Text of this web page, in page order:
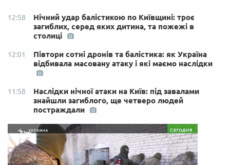
12:58
Нічний удар балістикою по Київщині: троє
загиблих, серед яких дитина, та пожежі в
столиці
12:01
Півтори сотні дронів та балістика: як Україна
відбивала масовану атаку і які маємо наслідки
11:58
Наслідки нічної атаки на Київ: під завалами
знайшли загиблого, ще четверо людей
постраждали